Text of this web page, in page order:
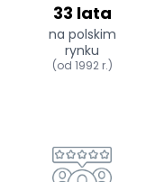
33 lata
na polskim
rynku
(od 1992 r.)